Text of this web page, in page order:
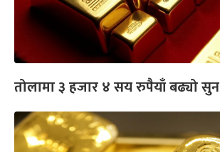
तोलामा ३ हजार ४ सय रुपैयाँ बढ्यो सुन